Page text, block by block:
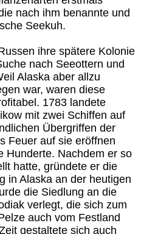
nach ihm benannte und
Seekuh.
ihre spätere Kolonie
nach Seeottern und
Alaska aber allzu
war, waren diese
1783 landete
mit zwei Schiffen auf
Übergriffen der
Feuer auf sie eröffnen
Hunderte. Nachdem er so
hatte, gründete er die
in Alaska an der heutigen
die Siedlung an die
verlegt, die sich zum
auch vom Festland
gestaltete sich auch